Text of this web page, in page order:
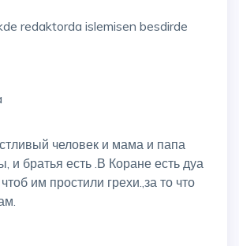
redaktorda islemisen besdirde
человек и мама и папа
и братья есть .В Коране есть дуа
им простили грехи.,за то что